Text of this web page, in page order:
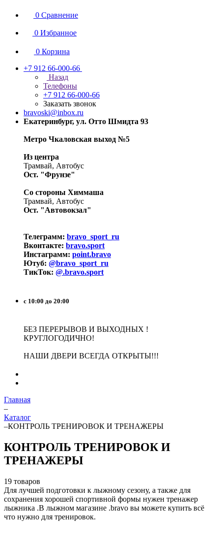
0 Сравнение
0 Избранное
0 Корзина
+7 912 66-000-66
Назад
Телефоны
+7 912 66-000-66
Заказать звонок
bravoski@inbox.ru
Екатеринбург, ул. Отто Шмидта 93
Метро Чкаловская выход №5
Из центра
Трамвай, Автобус
Ост. "Фрунзе"
Со стороны Химмаша
Трамвай, Автобус
Ост. "Автовокзал"
Телеграмм: bravo_sport_ru
Вконтакте: bravo.sport
Инстаграмм: point.bravo
Ютуб: @bravo_sport_ru
ТикТок: @.bravo.sport
с 10:00 до 20:00
БЕЗ ПЕРЕРЫВОВ И ВЫХОДНЫХ !
КРУГЛОГОДИЧНО!
НАШИ ДВЕРИ ВСЕГДА ОТКРЫТЫ!!!
Главная
–
Каталог
–КОНТРОЛЬ ТРЕНИРОВОК И ТРЕНАЖЕРЫ
КОНТРОЛЬ ТРЕНИРОВОК И
ТРЕНАЖЕРЫ
19 товаров
Для лучшей подготовки к лыжному сезону, а также для
сохранения хорошей спортивной формы нужен тренажер
лыжника .В лыжном магазине .bravo вы можете купить всё
что нужно для тренировок.